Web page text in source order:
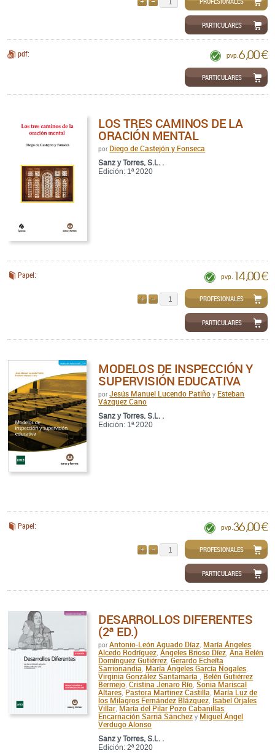
PARTICULARES
pdf: pvp.6,00 €
PARTICULARES
LOS TRES CAMINOS DE LA
ORACIÓN MENTAL
por Diego de Castejón y Fonseca
Sanz y Torres, S.L. .
Edición: 1ª 2020
Papel: pvp. 14,00 €
QUITARPROFESIONALES
PARTICULARES
MODELOS DE INSPECCIÓN Y
SUPERVISIÓN EDUCATIVA
porJesús Manuel Lucendo Patiño y Esteban
Vázquez Cano
Sanz y Torres, S.L. .
Edición: 1ª 2020
Papel: pvp.36,00 €
QUITARPROFESIONALES
PARTICULARES
DESARROLLOS DIFERENTES
(2ª ED.)
porAntonio-León Aguado Díaz María Ángeles
Alcedo Rodríguez ,Ángeles Brioso Díez ,Ana Belén
Domínguez Gutiérrez ,Gerardo Echeíta
Sarrionandia María Ángeles García Nogales
Virginia González Santamaría
Belén Gutiérrez
Bermejo ,Cristina Jenaro Río ,Sonia Mariscal
Altares Pastora Martinez Castilla María Luz de
los Milagros Fernández Blázquez Isabel Orjales
Villar María del Pilar Pozo Cabanillas
Encarnación Sarriá Sánchez y Miguel Ángel
Verdugo Alonso
Sanz y Torres, S.L. .
Edición: 2ª 2020